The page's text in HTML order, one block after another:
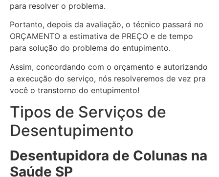
para resolver o problema.
Portanto, depois da avaliação, o técnico passará no
ORÇAMENTO a estimativa de PREÇO e de tempo
para solução do problema do entupimento.
Assim, concordando com o orçamento e autorizando
a execução do serviço, nós resolveremos de vez pra
você o transtorno do entupimento!
Tipos de Serviços de
Desentupimento
Desentupidora de Colunas na
Saúde SP